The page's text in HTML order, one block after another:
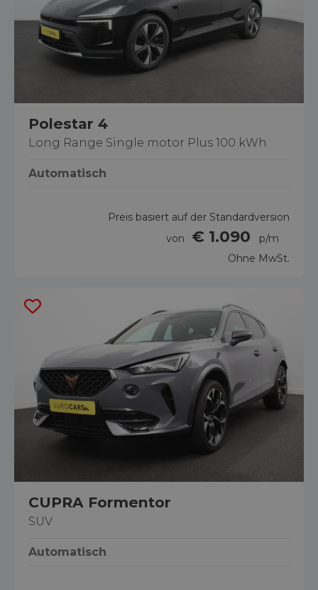
Polestar 4
Long Range Single motor Plus 100 kWh
Automatisch
Preis basiert auf der Standardversion
von
€ 1.090
p/m
Ohne MwSt.
CUPRA Formentor
SUV
Automatisch